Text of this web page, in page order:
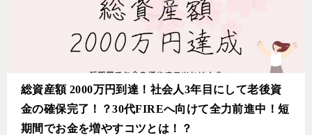
総資産額 2000万円到達！社会人3年目にして老後資
金の確保完了！？30代FIREへ向けて全力前進中！短
期間でお金を増やすコツとは！？